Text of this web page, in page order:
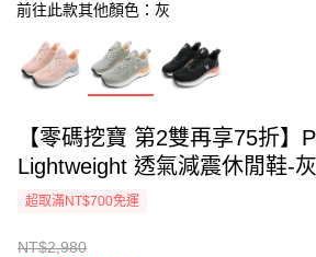
前往此款其他顏色：灰
【零碼挖寶 第2雙再享75折】
Lightweight 透氣減震休閒鞋-
超取滿NT$700免運
NT$2,980